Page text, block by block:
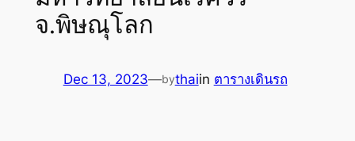
จ.พิษณุโลก
Dec 13, 2023—bythaiin ตารางเดินรถ